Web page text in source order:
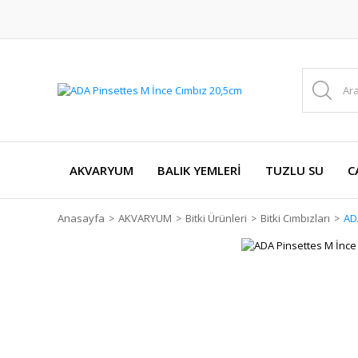
AKVARYUM BALIK YEMLERİ TUZLU SU
Anasayfa AKVARYUM Bitki Ürünleri Bitki Cımbızları